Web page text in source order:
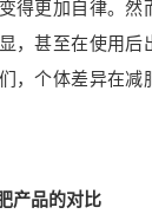
得更加自律。然
，甚至在使用后
，个体差异在减
产品的对比